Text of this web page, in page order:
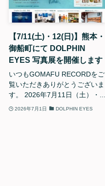
【7/11(土)・12(日)】熊本・
御船町にて DOLPHIN
EYES 写真展を開催します
いつもGOMAFU RECORDをご
覧いただきありがとうございま
す。 2026年7月11日（土）・...
2026年7月1日 DOLPHIN EYES